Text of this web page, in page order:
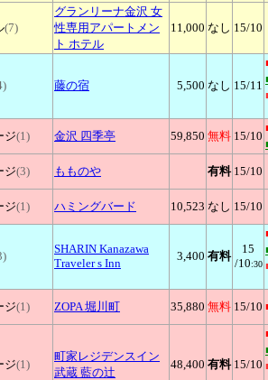
(7)
グランリーナ金沢 女
性専用アパートメン
ト ホテル
11,000 なし 15/10
藤の宿 5,500 なし 15/11
ジ(1) 金沢 四季亭 59,850 無料 15/10
ジ(3) もものや 有料 15/10
ジ(1) ハミングバード 10,523 なし 15/10
SHARIN Kanazawa
Traveler s Inn
3,400 有料
15
/10:30
ジ(1) ZOPA堀川町 35,880 無料 15/10
ジ(1)
町家レジデンスイン
武蔵 藍の辻
48,400 有料 15/10